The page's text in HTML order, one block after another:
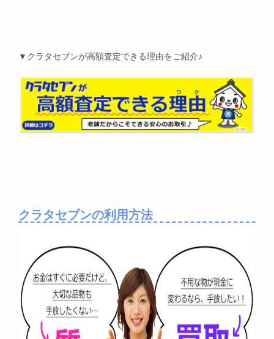
▼クラタセブンが高額査定できる理由をご紹介♪
クラタセブンの利用方法